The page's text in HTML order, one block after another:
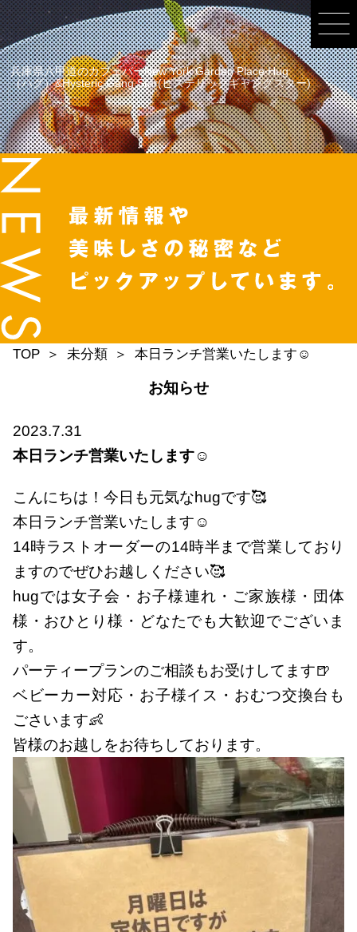
兵庫県六甲道のカフェバーNew York Garden Place Hug
（ハグ）&Hysteric Gang Star(ヒステリックギャングスター)
TOP 未分類 本日ランチ営業いたします☺
お知らせ
2023.7.31
本日ランチ営業いたします☺
こんにちは！今日も元気なhugです🥰
本日ランチ営業いたします☺
14時ラストオーダーの14時半まで営業しており
ますのでぜひお越しください🥰
hugでは女子会・お子様連れ・ご家族様・団体
様・おひとり様・どなたでも大歓迎でございま
す。
パーティープランのご相談もお受けしてます🍺
ベビーカー対応・お子様イス・おむつ交換台も
ごさいます👶
皆様のお越しをお待ちしております。